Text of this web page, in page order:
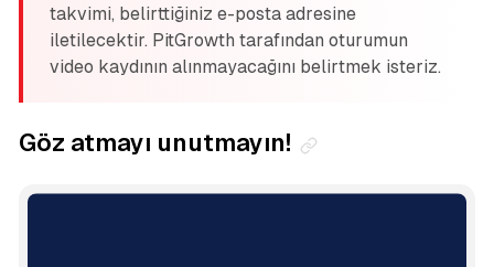
takvimi, belirttiğiniz e-posta adresine
iletilecektir. PitGrowth tarafından oturumun
video kaydının alınmayacağını belirtmek isteriz.
Göz atmayı unutmayın!